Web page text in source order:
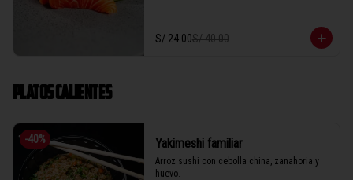
S/ 24.00S/ 40.00
PLATOS CALIENTES
-40% Yakimeshi familiar
Arroz sushi con cebolla china, zanahoria y
huevo.